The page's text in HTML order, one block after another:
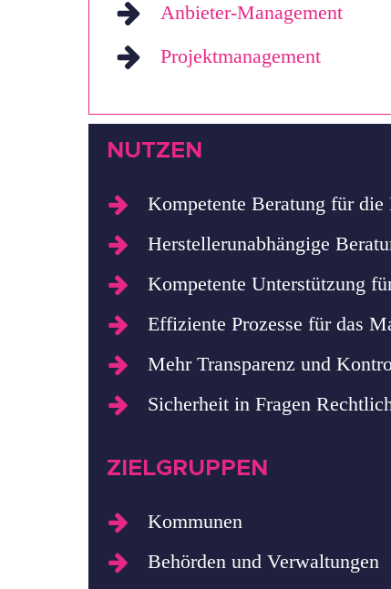
Anbieter-Management
Projektmanagement
NUTZEN
Kompetente Beratung für
Herstellerunabhängige
Kompetente Unterstützung
Effiziente Prozesse für das
Mehr Transparenz und
Sicherheit in Fragen
ZIELGRUPPEN
Kommunen
Behörden und Verwaltungen